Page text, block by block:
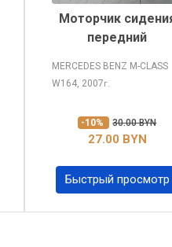
Моторчик
передний
MERCEDES BENZ M-CLASS
W164, 2007г.
-10% 30.00 BYN
27.00 BYN
Быстрый просмотр